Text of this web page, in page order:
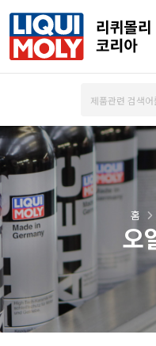
오
홈